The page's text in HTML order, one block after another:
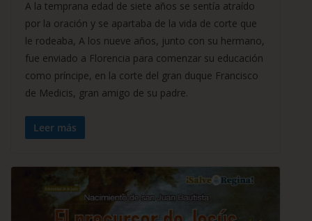
A la temprana edad de siete años se sentía atraído
por la oración y se apartaba de la vida de corte que
le rodeaba, A los nueve años, junto con su hermano,
fue enviado a Florencia para comenzar su educación
como príncipe, en la corte del gran duque Francisco
de Medicis, gran amigo de su padre.
Leer más